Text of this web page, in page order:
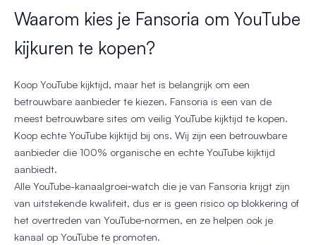
Waarom kies je Fansoria om YouTube
kijkuren te kopen?
Koop YouTube kijktijd, maar het is belangrijk om een
betrouwbare aanbieder te kiezen. Fansoria is een van de
meest betrouwbare sites om veilig YouTube kijktijd te kopen.
Koop echte YouTube kijktijd bij ons. Wij zijn een betrouwbare
aanbieder die 100% organische en echte YouTube kijktijd
aanbiedt.
Alle YouTube-kanaalgroei‑watch die je van Fansoria krijgt zijn
van uitstekende kwaliteit, dus er is geen risico op blokkering of
het overtreden van YouTube‑normen, en ze helpen ook je
kanaal op YouTube te promoten.